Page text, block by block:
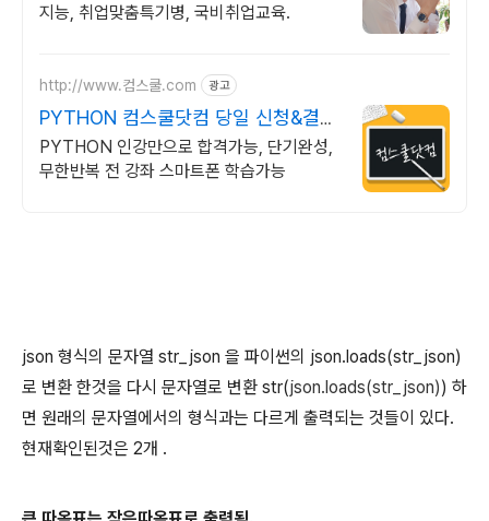
지능, 취업맞춤특기병, 국비취업교육.
http://www.컴스쿨.com 광고
PYTHON 컴스쿨닷컴 당일 신청&결제
시 기프티콘!
PYTHON 인강만으로 합격가능, 단기완성,
무한반복 전 강좌 스마트폰 학습가능
json 형식의 문자열 str_json 을 파이썬의 json.loads(str_json)
로 변환 한것을 다시 문자열로 변환 str(json.loads(str_json)) 하
면 원래의 문자열에서의 형식과는 다르게 출력되는 것들이 있다.
현재확인된것은 2개 .